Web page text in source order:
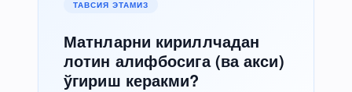
ТАВСИЯ ЭТАМИЗ
Матнларни кириллчадан
лотин алифбосига (ва акси)
ўгириш керакми?